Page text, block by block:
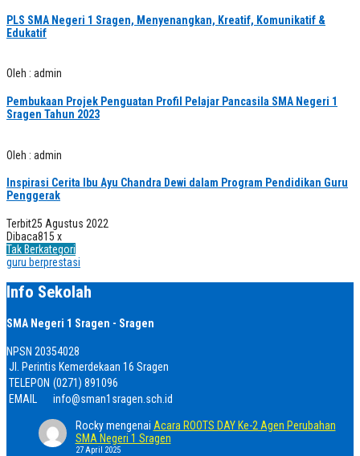
PLS SMA Negeri 1 Sragen, Menyenangkan, Kreatif, Komunikatif &
Edukatif
Oleh : admin
Pembukaan Projek Penguatan Profil Pelajar Pancasila SMA Negeri 1
Sragen Tahun 2023
Oleh : admin
Inspirasi Cerita Ibu Ayu Chandra Dewi dalam Program Pendidikan Guru
Penggerak
Terbit25 Agustus 2022
Dibaca815 x
Tak Berkategori
guru berprestasi
Info Sekolah
SMA Negeri 1 Sragen - Sragen
NPSN 20354028
Jl. Perintis Kemerdekaan 16 Sragen
TELEPON (0271) 891096
EMAIL
info@sman1sragen.sch.id
Rockymengenai Acara ROOTS DAY Ke-2 Agen Perubahan
SMA Negeri 1 Sragen
27 April 2025